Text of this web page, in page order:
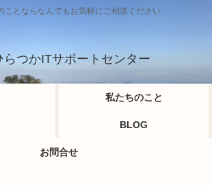
ことならなんでもお気軽にご相談ください
らつかITサポートセンター
私たちのこと
BLOG
お問合せ